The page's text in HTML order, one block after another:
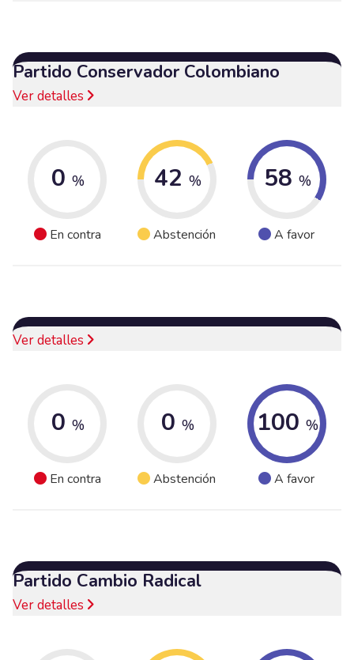
Partido Conservador Colombiano
Ver detalles
0 %
En contra
42 %
Abstención
58 %
A favor
Ver detalles
0 %
En contra
0 %
Abstención
100 %
A favor
Partido Cambio Radical
Ver detalles